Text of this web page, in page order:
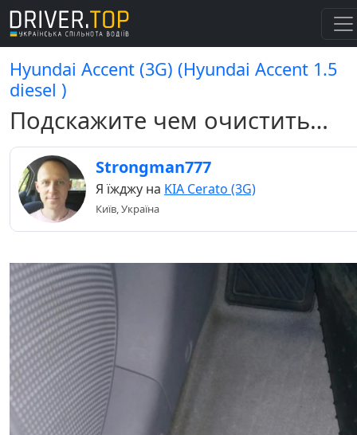
Hyundai Accent (3G) (Hyundai Accent 1.5
diesel )
Подскажите чем очистить…
Strongman777
Я їжджу на KIA Cerato (3G)
Київ, Україна